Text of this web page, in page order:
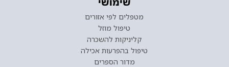
מטפלים לפי אזורים
טיפול מוזל
קליניקות להשכרה
טיפול בהפרעות אכילה
מדור הספרים